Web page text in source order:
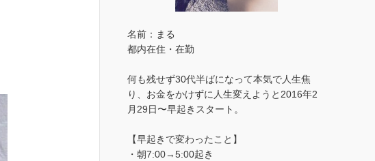
名前：まる
都内在住・在勤
何も残せず30代半ばになって本気で人生焦
り、お金をかけずに人生変えようと2016年2
月29日〜早起きスタート。
【早起きで変わったこと】
・朝7:00→5:00起き